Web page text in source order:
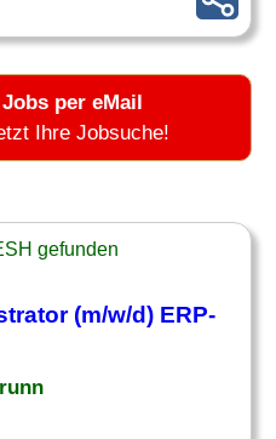
Jobs per eMail
Ihre Jobsuche!
gefunden
(m/w/d) ERP-